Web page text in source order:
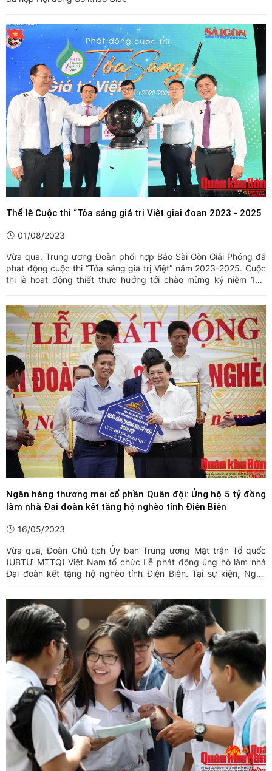
Thể lệ Cuộc thi “Tỏa sáng giá trị Việt giai đoạn 2023 - 2025
01/08/2023
Vừa qua, Trung ương Đoàn phối hợp Báo Sài Gòn Giải Phóng đã
phát động cuộc thi “Tỏa sáng giá trị Việt” năm 2023-2025. Cuộc
thi là hoạt động thiết thực hướng tới chào mừng kỷ niệm 100
thể có ...
Ngân hàng thương mại cổ phần Quân đội: Ủng hộ 5 tỷ đồng
làm nhà Đại đoàn kết tặng hộ nghèo tỉnh Điện Biên
16/05/2023
Vừa qua, Đoàn Chủ tịch Ủy ban Trung ương Mặt trận Tổ quốc
(UBTƯ MTTQ) Việt Nam tổ chức Lễ phát động ủng hộ làm nhà
Đại đoàn kết tặng hộ nghèo tỉnh Điện Biên. Tại sự kiện, Ngân